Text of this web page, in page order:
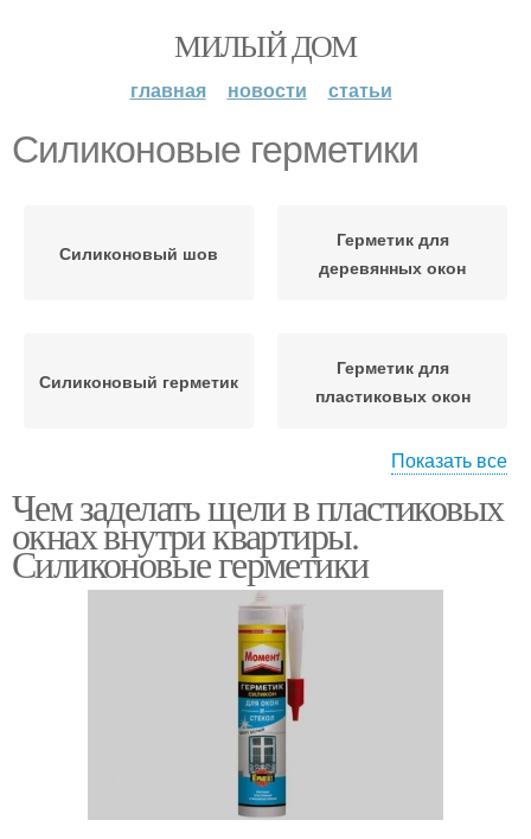
МИЛЫЙ ДОМ
главная новости статьи
Силиконовые герметики
Силиконовый шов
Герметик для
деревянных окон
Силиконовый герметик
Герметик для
пластиковых окон
Акриловый герметик
герметик
Показать все
Чем заделать щели в пластиковых
окнах внутри квартиры.
Силиконовые герметики